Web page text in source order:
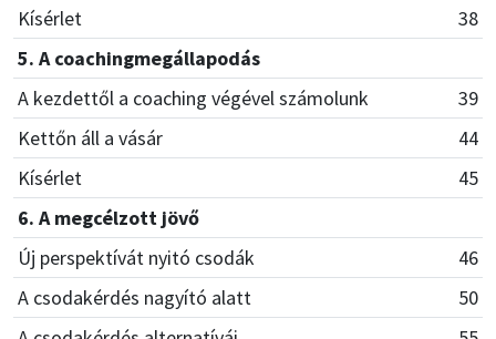
Kísérlet
38
5. A coachingmegállapodás
A kezdettől a coaching végével számolunk
39
Kettőn áll a vásár
44
Kísérlet
45
6. A megcélzott jövő
Új perspektívát nyitó csodák
46
A csodakérdés nagyító alatt
50